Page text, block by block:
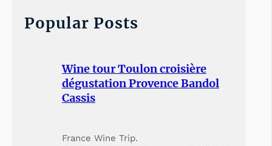
h
Popular Posts
Wine tour Toulon croisière
dégustation Provence Bandol
Cassis
France Wine Trip.